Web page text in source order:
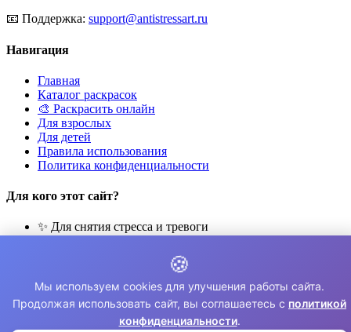
📧 Поддержка: support@antistressart.ru
Навигация
Главная
Каталог раскрасок
🎨 Раскрасить онлайн
Для взрослых
Для детей
Правила использования
Политика конфиденциальности
Для кого этот сайт?
✨ Для снятия стресса и тревоги
🧘 Для медитации и расслабления
👨‍👩‍👧‍👦 Для семейного досуга
© 2026 Раскраски Антистресс. Все права защищены.
⚠️ Все раскраски для личного использования. Коммерческое
🍪
Мы используем cookies для улучшения работы сайта.
Продолжая использовать сайт, вы соглашаетесь с политикой
конфиденциальности.